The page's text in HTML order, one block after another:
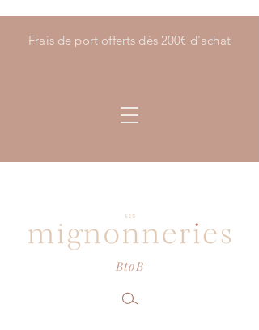
Frais de port offerts dès 200€ d'achat
BtoB